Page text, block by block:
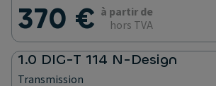
370 € à partir de
hors TVA
1.0 DIG-T 114 N-Design
Transmission